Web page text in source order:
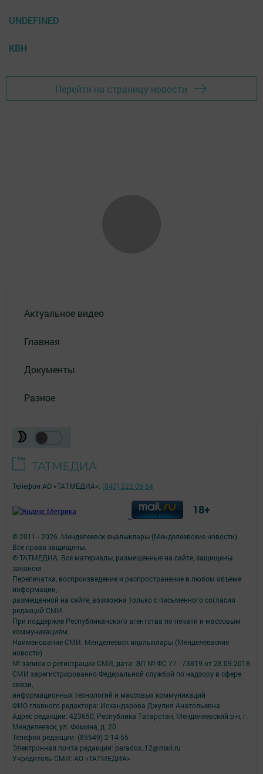
UNDEFINED
КВН
Перейти на страницу новости
Актуальное видео
Главная
Документы
Разное
© 2011 - 2026. Менделеевск яӊалыклары (Менделеевские новости).
Все права защищены.
© ТАТМЕДИА. Все материалы, размещенные на сайте, защищены
законом.
Перепечатка, воспроизведение и распространение в любом объеме
информации,
размещенной на сайте, возможна только с письменного согласия
редакций СМИ.
При поддержке Республиканского агентства по печати и массовым
коммуникациям.
Наименование СМИ: Менделеевск яӊалыклары (Менделеевские
новости)
№ записи о регистрации СМИ, дата: ЭЛ № ФС 77 - 73819 от 28.09.2018
СМИ зарегистрированно Федеральной службой по надзору в сфере
связи,
информационных технологий и массовых коммуникаций
ФИО главного редактора: Искандарова Джулия Анатольевна
Адрес редакции: 423650, Республика Татарстан, Менделеевский р-н, г.
Менделеевск, ул. Фомина, д. 20
Телефон редакции: (85549) 2-14-55
Электронная почта редакции: paradox_12@mail.ru
Учредитель СМИ: АО «ТАТМЕДИА»
Телефон АО «ТАТМЕДИА»: (843) 222 09 84
; 18+